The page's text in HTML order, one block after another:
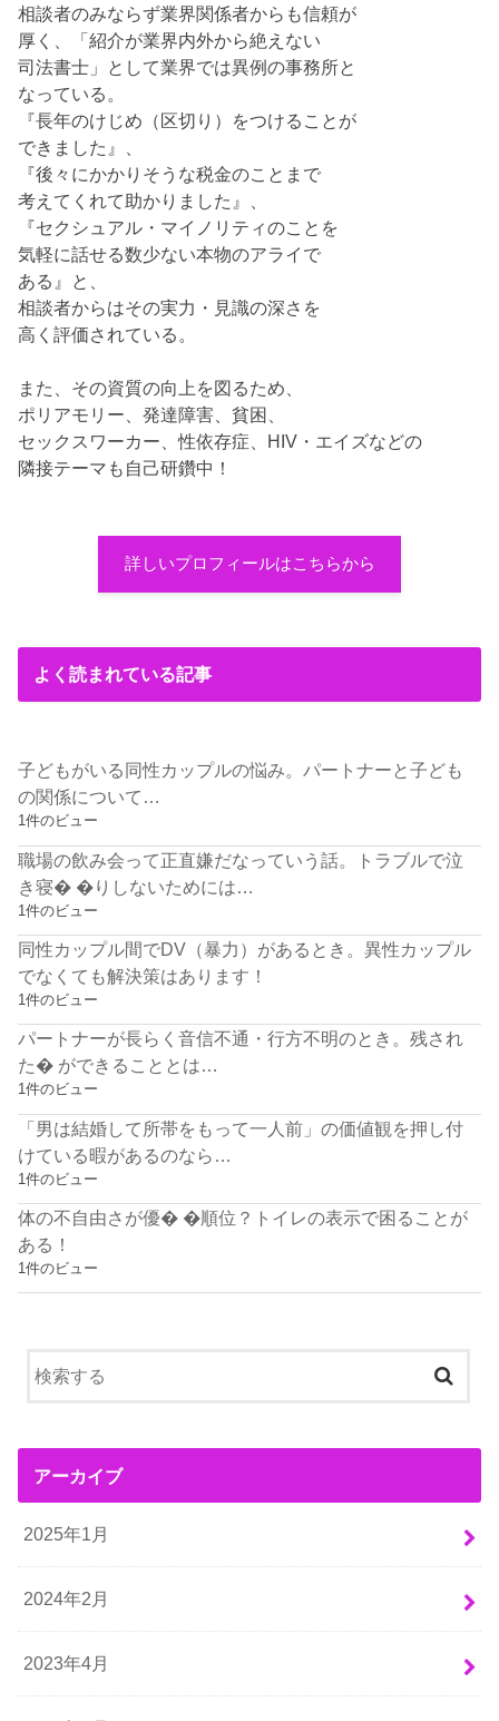
相談者のみならず業界関係者からも信頼が
厚く、「紹介が業界内外から絶えない
司法書士」として業界では異例の事務所と
なっている。
『長年のけじめ（区切り）をつけることが
できました』、
『後々にかかりそうな税金のことまで
考えてくれて助かりました』、
『セクシュアル・マイノリティのことを
気軽に話せる数少ない本物のアライで
ある』と、
相談者からはその実力・見識の深さを
高く評価されている。
また、その資質の向上を図るため、
ポリアモリー、発達障害、貧困、
セックスワーカー、性依存症、HIV・エイズなどの
隣接テーマも自己研鑽中！
詳しいプロフィールはこちらから
よく読まれている記事
子どもがいる同性カップルの悩み。パートナーと子ども
の関係について…
1件のビュー
職場の飲み会って正直嫌だなっていう話。トラブルで泣
き寝� �りしないためには…
1件のビュー
同性カップル間でDV（暴力）があるとき。異性カップル
でなくても解決策はあります！
1件のビュー
パートナーが長らく音信不通・行方不明のとき。残され
た� ができることとは…
1件のビュー
「男は結婚して所帯をもって一人前」の価値観を押し付
けている暇があるのなら…
1件のビュー
体の不自由さが優� �順位？トイレの表示で困ることが
ある！
1件のビュー
アーカイブ
2025年1月
2024年2月
2023年4月